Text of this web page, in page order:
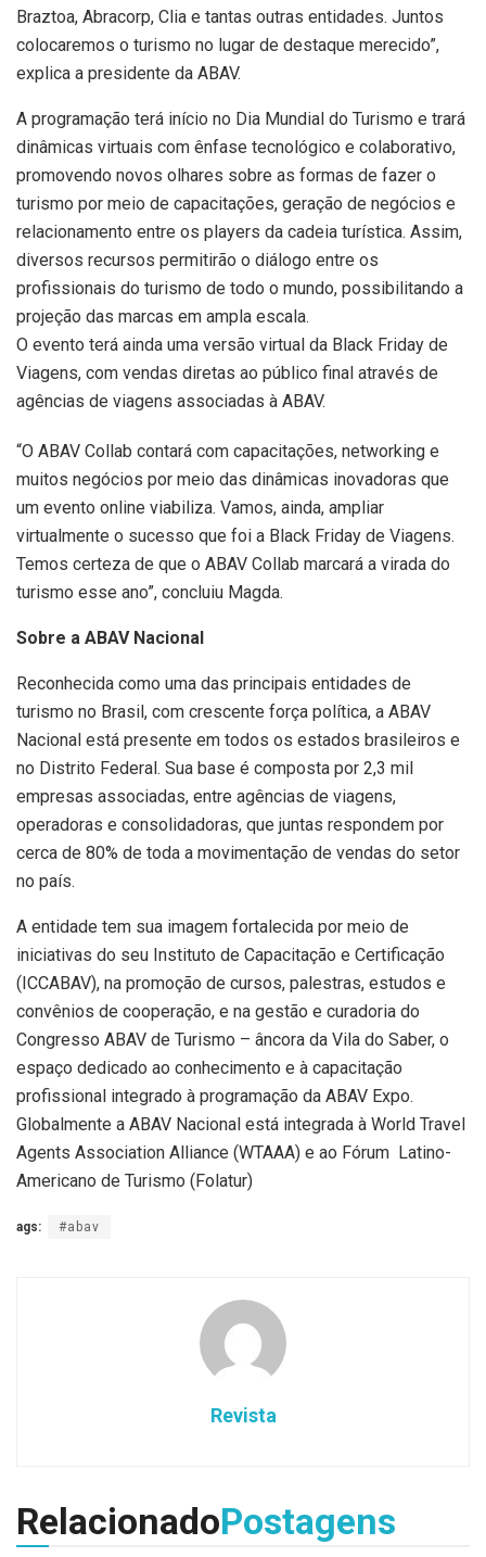
Braztoa, Abracorp, Clia e tantas outras entidades. Juntos
colocaremos o turismo no lugar de destaque merecido”,
explica a presidente da ABAV.
A programação terá início no Dia Mundial do Turismo e trará
dinâmicas virtuais com ênfase tecnológico e colaborativo,
promovendo novos olhares sobre as formas de fazer o
turismo por meio de capacitações, geração de negócios e
relacionamento entre os players da cadeia turística. Assim,
diversos recursos permitirão o diálogo entre os
profissionais do turismo de todo o mundo, possibilitando a
projeção das marcas em ampla escala.
O evento terá ainda uma versão virtual da Black Friday de
Viagens, com vendas diretas ao público final através de
agências de viagens associadas à ABAV.
“O ABAV Collab contará com capacitações, networking e
muitos negócios por meio das dinâmicas inovadoras que
um evento online viabiliza. Vamos, ainda, ampliar
virtualmente o sucesso que foi a Black Friday de Viagens.
Temos certeza de que o ABAV Collab marcará a virada do
turismo esse ano”, concluiu Magda.
Sobre a ABAV Nacional
Reconhecida como uma das principais entidades de
turismo no Brasil, com crescente força política, a ABAV
Nacional está presente em todos os estados brasileiros e
no Distrito Federal. Sua base é composta por 2,3 mil
empresas associadas, entre agências de viagens,
operadoras e consolidadoras, que juntas respondem por
cerca de 80% de toda a movimentação de vendas do setor
no país.
A entidade tem sua imagem fortalecida por meio de
iniciativas do seu Instituto de Capacitação e Certificação
(ICCABAV), na promoção de cursos, palestras, estudos e
convênios de cooperação, e na gestão e curadoria do
Congresso ABAV de Turismo – âncora da Vila do Saber, o
espaço dedicado ao conhecimento e à capacitação
profissional integrado à programação da ABAV Expo.
Globalmente a ABAV Nacional está integrada à World Travel
Agents Association Alliance (WTAAA) e ao Fórum Latino-
Americano de Turismo (Folatur)
ags: #abav
Revista
RelacionadoPostagens